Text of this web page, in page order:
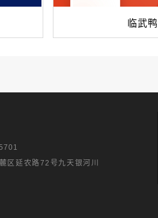
临武鸭
区延农路72号九天银河川